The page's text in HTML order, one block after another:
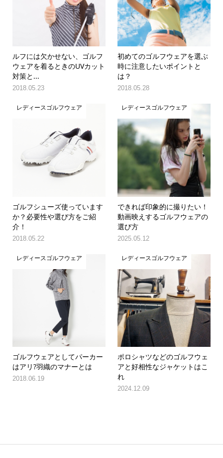
ルフには欠かせない、ゴルフ
ウェアを着るときのUVカット
対策と...
2018.05.23
初めてのゴルフウェアを選ぶ
時に注意したいポイントと
は？
2018.05.28
レディースゴルフウェア
ゴルフシューズ使っています
か？必要性や選び方をご紹
介！
2018.05.22
レディースゴルフウェア
できれば印象的に撮りたい！
動画映えするゴルフウェアの
選び方
2025.05.12
レディースゴルフウェア
ゴルフウェアとしてパーカー
はアリ?羽織のマナーとは
2018.06.19
レディースゴルフウェア
ポロシャツなどのゴルフウェ
アと好相性なジャケットはこ
れ
2024.12.09